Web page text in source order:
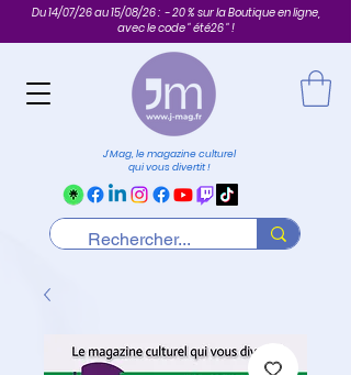
Du 14/07/26 au 15/08/26 : - 20 % sur la Boutique en ligne,
avec le code " été26 " !
J'Mag, le magazine culturel
qui vous divertit !